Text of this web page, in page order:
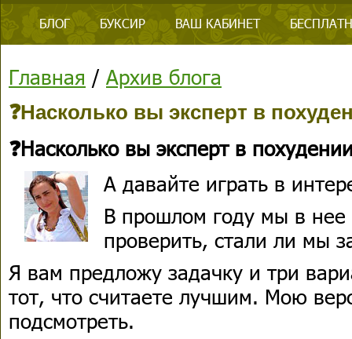
БЛОГ БУКСИР ВАШ КАБИНЕТ
Главная / Архив блога
❓Насколько вы эксперт в
❓Насколько вы эксперт в
А давайте играть в
В прошлом году мы в
проверить, стали ли мы
Я вам предложу задачку и три
тот, что считаете лучшим. Мою
подсмотреть.